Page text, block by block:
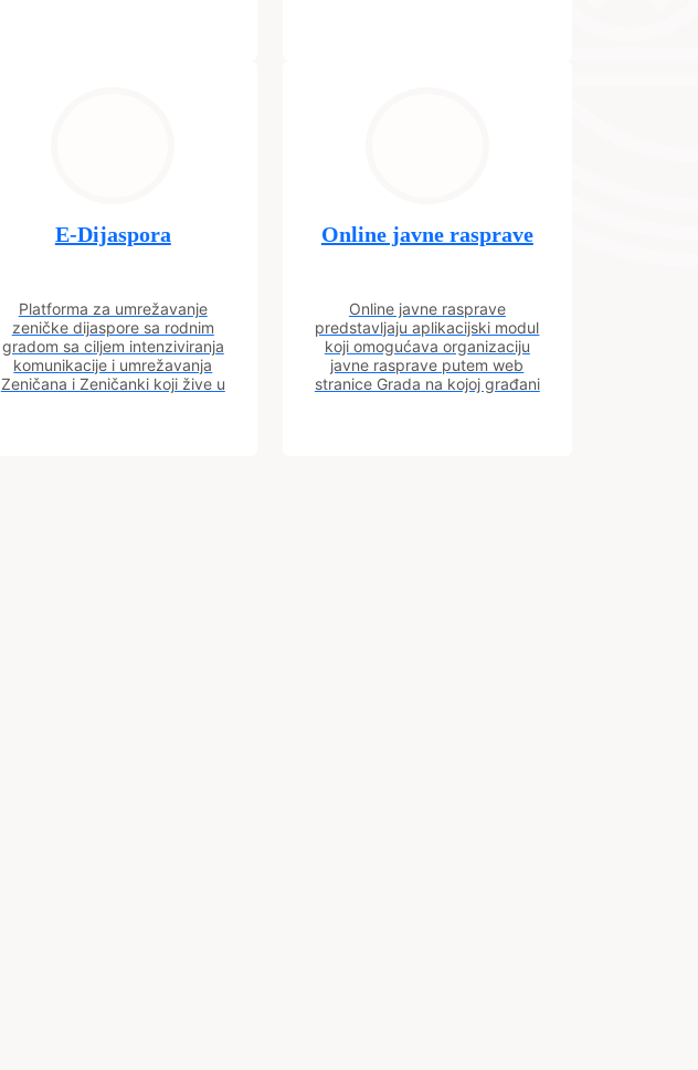
E-Dijaspora
Platforma za umrežavanje
zeničke dijaspore sa rodnim
gradom sa ciljem intenziviranja
komunikacije i umrežavanja
Zeničana i Zeničanki koji žive u
Online javne rasprave
Online javne rasprave
predstavljaju aplikacijski modul
koji omogućava organizaciju
javne rasprave putem web
stranice Grada na kojoj građani